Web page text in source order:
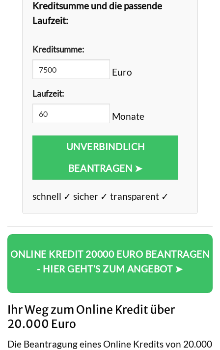
Kreditsumme und die passende
Laufzeit:
Kreditsumme:
Euro
Laufzeit:
Monate
UNVERBINDLICH
BEANTRAGEN ➤
schnell ✓ sicher ✓ transparent ✓
ONLINE KREDIT 20000 EURO BEANTRAGEN
- HIER GEHT’S ZUM ANGEBOT ➤
Ihr Weg zum Online Kredit über
20.000 Euro
Die Beantragung eines Online Kredits von 20.000